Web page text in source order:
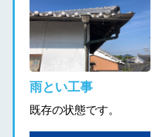
雨とい工事
既存の状態です。